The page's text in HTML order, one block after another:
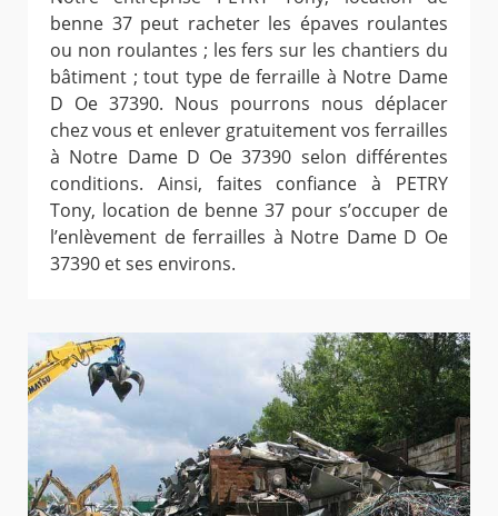
benne 37 peut racheter les épaves roulantes
ou non roulantes ; les fers sur les chantiers du
bâtiment ; tout type de ferraille à Notre Dame
D Oe 37390. Nous pourrons nous déplacer
chez vous et enlever gratuitement vos ferrailles
à Notre Dame D Oe 37390 selon différentes
conditions. Ainsi, faites confiance à PETRY
Tony, location de benne 37 pour s’occuper de
l’enlèvement de ferrailles à Notre Dame D Oe
37390 et ses environs.